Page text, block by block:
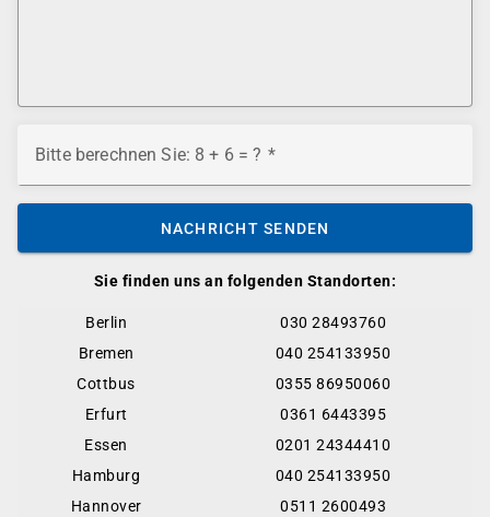
Sie finden uns an folgenden Standorten:
Berlin
030 28493760
Bremen
040 254133950
Cottbus
0355 86950060
Erfurt
0361 6443395
Essen
0201 24344410
Hamburg
040 254133950
Hannover
0511 2600493
Bitte berechnen Sie: 8 + 6 = ?
NACHRICHT SENDEN